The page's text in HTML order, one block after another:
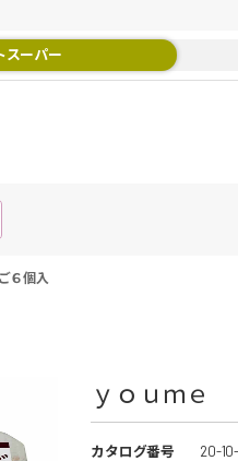
スーパー
６個入
ｙｏｕｍｅ
カタログ番号
20-